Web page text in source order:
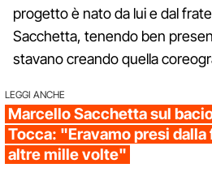
progetto è nato da lui e dal
Sacchetta, tenendo ben
stavano creando quella
LEGGI ANCHE
Marcello Sacchetta sul
Tocca: "Eravamo presi
altre mille volte"